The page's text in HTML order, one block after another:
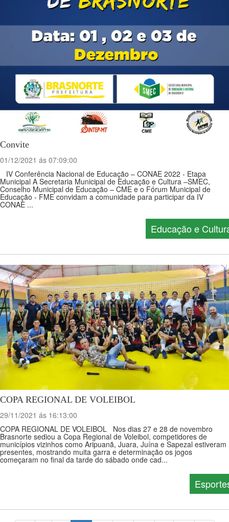
Convite
01/12/2021 ás 07:09:00
IV Conferência Nacional de Educação – CONAE 2022 - Etapa
Municipal A Secretaria Municipal de Educação e Cultura –SMEC,
Conselho Municipal de Educação – CME e o Fórum Municipal de
Educação - FME convidam a comunidade para participar da IV
CONAE ...
Educação e
COPA REGIONAL DE VOLEIBOL
29/11/2021 ás 16:13:00
COPA REGIONAL DE VOLEIBOL Nos dias 27 e 28 de novembro
Brasnorte sediou a Copa Regional de Voleibol, competidores de
municípios vizinhos como Aripuanã, Juara, Juína e Sapezal estiveram
presentes, mostrando muita garra e determinação os jogos
começaram no final da tarde do sábado onde cad...